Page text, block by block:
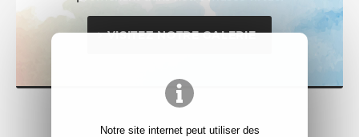
Notre site internet peut utiliser des
VISITEZ NOTRE GALERIE